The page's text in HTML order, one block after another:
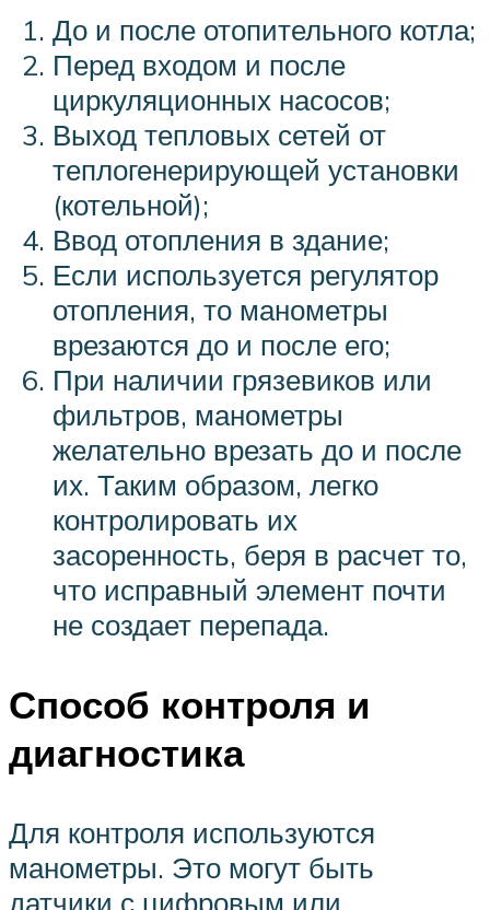
До и после отопительного котла;
Перед входом и после
циркуляционных насосов;
Выход тепловых сетей от
теплогенерирующей установки
(котельной);
Ввод отопления в здание;
Если используется регулятор
отопления, то манометры
врезаются до и после его;
При наличии грязевиков или
фильтров, манометры
желательно врезать до и после
их. Таким образом, легко
контролировать их
засоренность, беря в расчет то,
что исправный элемент почти
не создает перепада.
Способ контроля и
диагностика
Для контроля используются
манометры. Это могут быть
датчики с цифровым или